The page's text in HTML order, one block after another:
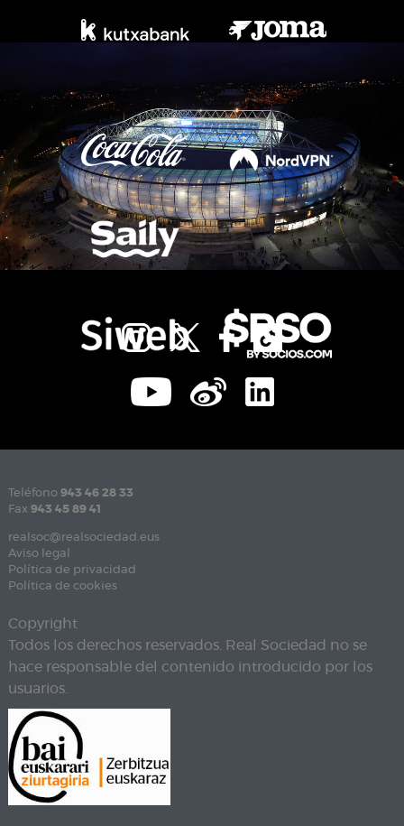
Teléfono 943 46 28 33
Fax 943 45 89 41
realsoc@realsociedad.eus
Aviso legal
Política de privacidad
Política de cookies
Copyright
Todos los derechos reservados. Real Sociedad no se
hace responsable del contenido introducido por los
usuarios.